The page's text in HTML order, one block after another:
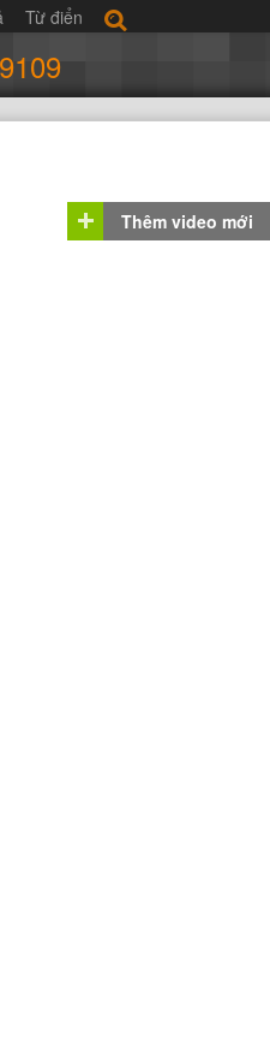
Từ điển
Thêm video mới